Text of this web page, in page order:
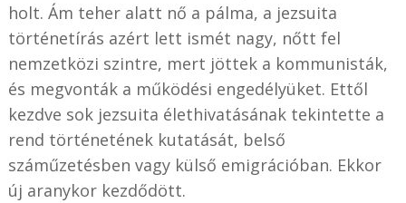
holt. Ám teher alatt nő a pálma, a jezsuita
történetírás azért lett ismét nagy, nőtt fel
nemzetközi szintre, mert jöttek a kommunisták,
és megvonták a működési engedélyüket. Ettől
kezdve sok jezsuita élethivatásának tekintette a
rend történetének kutatását, belső
száműzetésben vagy külső emigrációban. Ekkor
új aranykor kezdődött.